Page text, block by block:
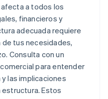
a todos los
financieros y
adecuada requiere
tus necesidades,
Consulta con un
para entender
las implicaciones
Estos